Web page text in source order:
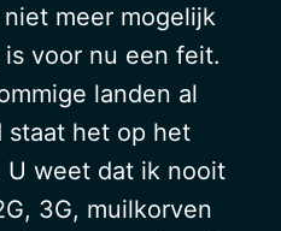
meer mogelijk
voor nu een feit.
landen al
staat het op het
U weet dat ik nooit
3G, muilkorven